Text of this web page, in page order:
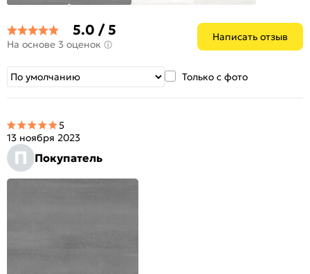
5.0 / 5
На основе 3 оценок
Написать отзыв
Только с фото
П Покупатель
13 ноября 2023
5